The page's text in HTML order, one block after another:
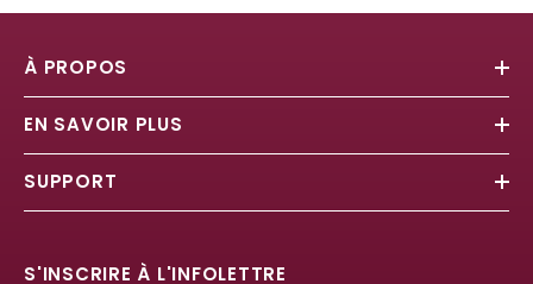
À PROPOS
EN SAVOIR PLUS
SUPPORT
S'INSCRIRE À L'INFOLETTRE